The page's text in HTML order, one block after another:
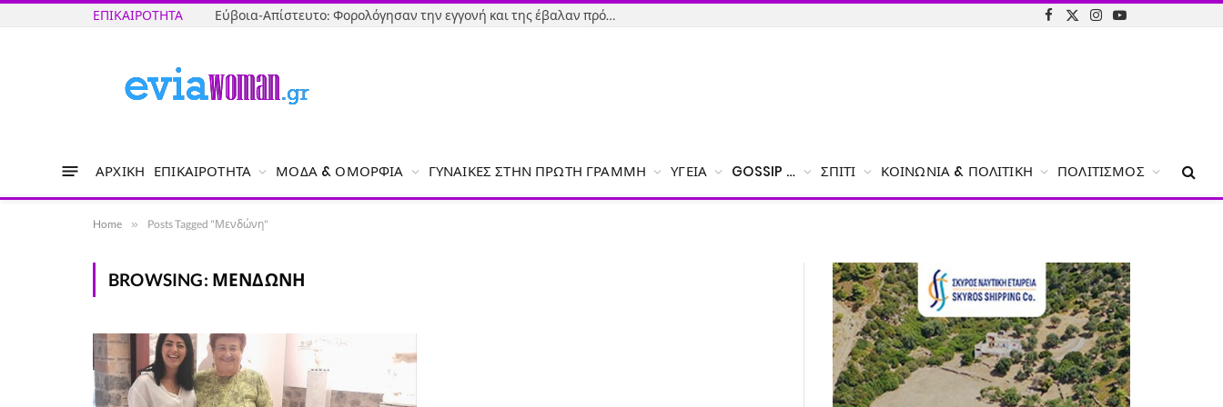
ΕΠΙΚΑΙΡΌΤΗΤΑ Εύβοια-Απίστευτο: Φορολόγησαν την εγγονή και της έβαλαν πρόστιμο γιατί δεν δήλωσε το χαρτζιλίκι του παππού!
Facebook
X
Instagram
YouTube
ΑΡΧΙΚΉ ΕΠΙΚΑΙΡΌΤΗΤΑ ΜΌΔΑ & ΟΜΟΡΦΙΆ ΓΥΝΑΊΚΕΣ ΣΤΗΝ ΠΡΏΤΗ ΓΡΑΜΜΉ ΥΓΕΊΑ GOSSIP … ΣΠΊΤΙ ΚΟΙΝΩΝΊΑ & ΠΟΛΙΤΙΚΉ ΠΟΛΙΤΙΣΜΌΣ
Home » Posts Tagged "Μενδώνη"
BROWSING: ΜΕΝΔΏΝΗ